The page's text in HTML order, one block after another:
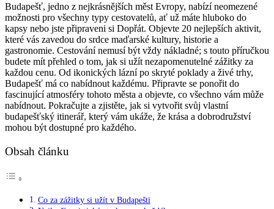
Budapešť, jedno z nejkrásnějších měst Evropy, nabízí neomezené
možnosti pro všechny typy cestovatelů, ať už máte hluboko do
kapsy nebo jste připraveni si Dopřát. Objevte 20 nejlepších aktivit,
které vás zavedou do srdce maďarské kultury, historie a
gastronomie. Cestování nemusí být vždy nákladné; s touto příručkou
budete mít přehled o tom, jak si užít nezapomenutelné zážitky za
každou cenu. Od ikonických lázní po skryté poklady a živé trhy,
Budapešť má co nabídnout každému. Připravte se ponořit do
fascinující atmosféry tohoto města a objevte, co všechno vám může
nabídnout. Pokračujte a zjistěte, jak si vytvořit svůj vlastní
budapešťský itinerář, který vám ukáže, že krása a dobrodružství
mohou být dostupné pro každého.
Obsah článku
Co za zážitky si užít v Budapešti